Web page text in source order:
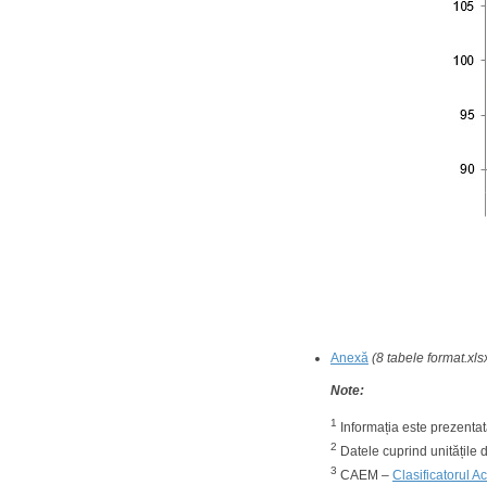
Anexă (8 tabele
Note:
1 Informația este
2 Datele cuprind unitățile
3 CAEM – Clasificatorul